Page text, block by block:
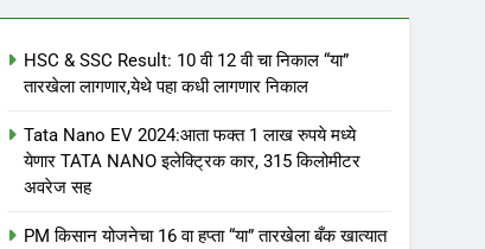
HSC & SSC Result: 10 वी 12 वी चा निकाल “या”
तारखेला लागणार,येथे पहा कधी लागणार निकाल
Tata Nano EV 2024:आता फक्त 1 लाख रुपये मध्ये
येणार TATA NANO इलेक्ट्रिक कार, 315 किलोमीटर
अवरेज सह
PM किसान योजनेचा 16 वा हप्ता “या” तारखेला बँक खात्यात